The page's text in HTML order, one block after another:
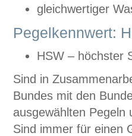
gleichwertiger
Pegelkennwert:
HSW – höchster
Sind in
Bundes mit den
ausgewählten
Sind immer für einen